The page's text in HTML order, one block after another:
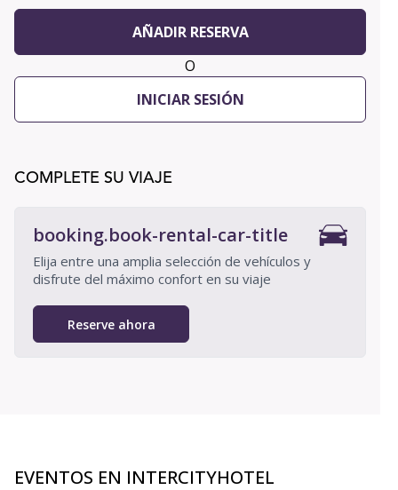
AÑADIR RESERVA
O
INICIAR SESIÓN
COMPLETE SU VIAJE
booking.book-rental-car-title
Elija entre una amplia selección de vehículos y
disfrute del máximo confort en su viaje
Reserve ahora
EVENTOS EN INTERCITYHOTEL